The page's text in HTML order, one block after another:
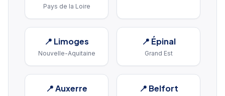
Pays de la Loire
📍 Limoges
Nouvelle-Aquitaine
📍 Épinal
Grand Est
📍Auxerre 📍 Belfort